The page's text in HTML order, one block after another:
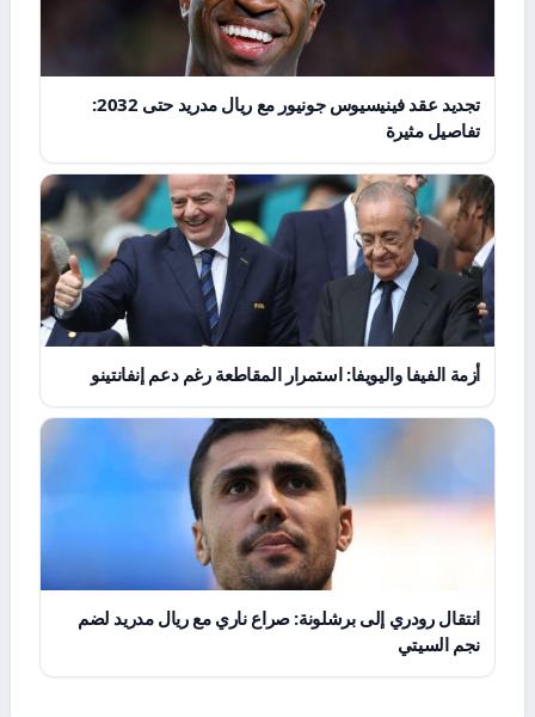
تجديد عقد فينيسيوس جونيور مع ريال مدريد حتى 2032:
تفاصيل مثيرة
أزمة الفيفا واليويفا: استمرار المقاطعة رغم دعم إنفانتينو
انتقال رودري إلى برشلونة: صراع ناري مع ريال مدريد لضم
نجم السيتي